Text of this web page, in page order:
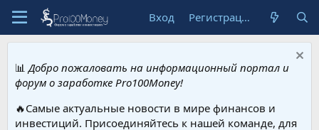
Вход Регистрация
📊 Добро пожаловать на информационный портал и
форум о заработке Pro100Money!
🔥Самые актуальные новости в мире финансов и
инвестиций. Присоединяйтесь к нашей команде, для